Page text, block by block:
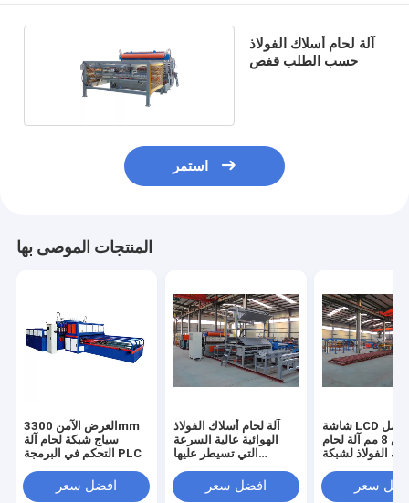
آلة لحام أسلاك الفولاذ
حسب الطلب قفص
استمر
المنتجات الموصى بها
العرض الآمن 3300mm
سياج شبكة لحام آلة
التحكم في البرمجة PLC
افضل سعر
آلة لحام أسلاك الفولاذ
الهوائية عالية السرعة
التي تسيطر عليها
افضل سعر
شاشة LCD تعمل
باللمس 8 مم آلة لحام
الفولاذ لشبكة
سعر